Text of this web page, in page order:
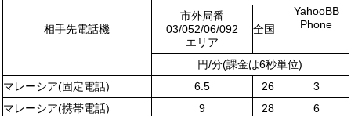
相手先電話機
YahooBB
Phone
市外局番
03/052/06/092
エリア
全国
円/分(課金は6秒単位)
マレーシア(固定電話)
6.5 26
3
マレーシア(携帯電話)
9 28 6